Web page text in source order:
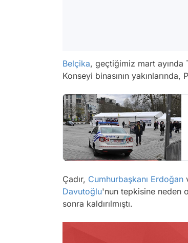
Belçika, geçtiğimiz mart ayında
Konseyi binasının
Çadır, Cumhurbaşkanı Erdoğan
Davutoğlu'nun tepkisine neden
sonra kaldırılmıştı.